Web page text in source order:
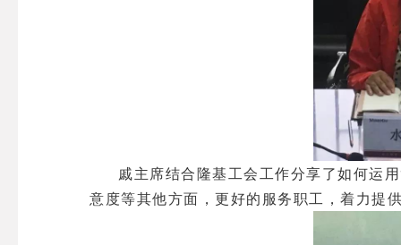
戚主席结合隆基工会工作分享了如何运
意度等其他方面，更好的服务职工，着力提